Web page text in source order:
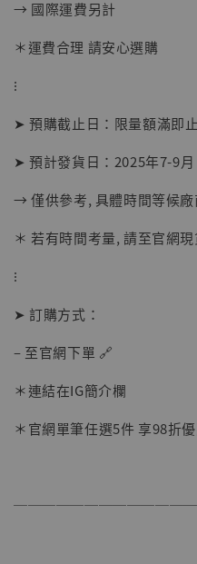
NT$ 1,500
→ 國際運費另計
＊運費合理 請安心選購
⁝
➤ 預購截止日：限量額滿即止
➤ 預計發貨日：2025年7-9月
→ 僅供參考, 具體時間等候廠
＊ 若有時間考量, 請至官網
⁝
➤ 訂購方式：
– 至官網下單 🔗
＊連結在IG簡介欄
＊官網單筆任選5件 享98折優